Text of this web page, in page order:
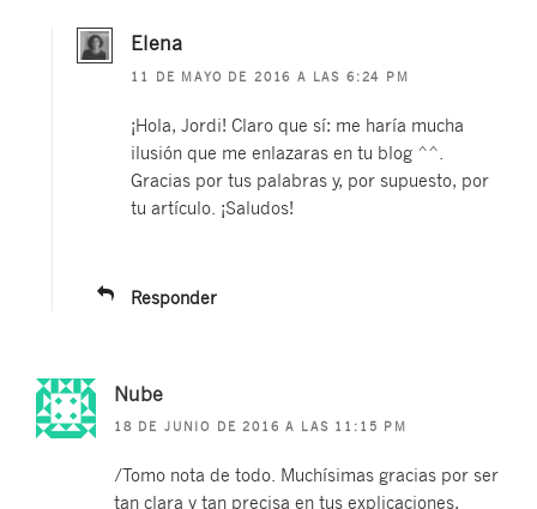
Elena
11 DE MAYO DE 2016 A LAS 6:24 PM
¡Hola, Jordi! Claro que sí: me haría mucha
ilusión que me enlazaras en tu blog ^^.
Gracias por tus palabras y, por supuesto, por
tu artículo. ¡Saludos!
Responder
Nube
18 DE JUNIO DE 2016 A LAS 11:15 PM
/Tomo nota de todo. Muchísimas gracias por ser
tan clara y tan precisa en tus explicaciones,